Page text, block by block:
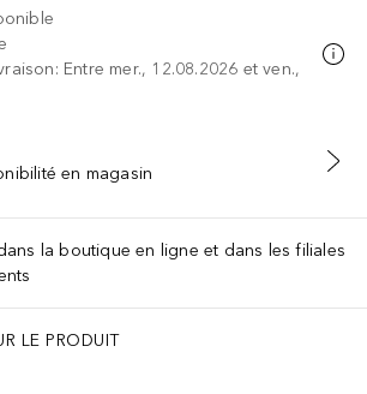
Entre mer., 12.08.2026 et ven.,
AJOUTER AU PANIER
en magasin
la boutique en ligne et dans les filiales
LE PRODUIT